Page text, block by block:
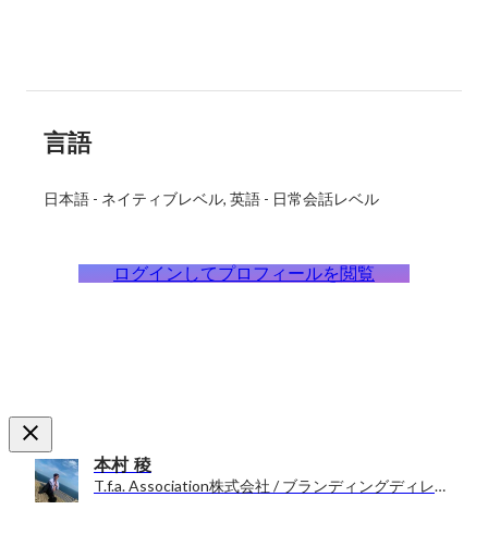
言語
日本語 - ネイティブレベル 英語 - 日常会話レベル
ログインしてプロフィールを閲覧
本村 稜
T.f.a. Association株式会社 / ブランディングディレクター